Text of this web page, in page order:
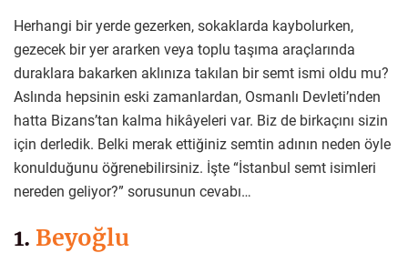
Herhangi bir yerde gezerken, sokaklarda kaybolurken,
gezecek bir yer ararken veya toplu taşıma araçlarında
duraklara bakarken aklınıza takılan bir semt ismi oldu mu?
Aslında hepsinin eski zamanlardan, Osmanlı Devleti’nden
hatta Bizans’tan kalma hikâyeleri var. Biz de birkaçını sizin
için derledik. Belki merak ettiğiniz semtin adının neden öyle
konulduğunu öğrenebilirsiniz. İşte “İstanbul semt isimleri
nereden geliyor?” sorusunun cevabı…
1. Beyoğlu